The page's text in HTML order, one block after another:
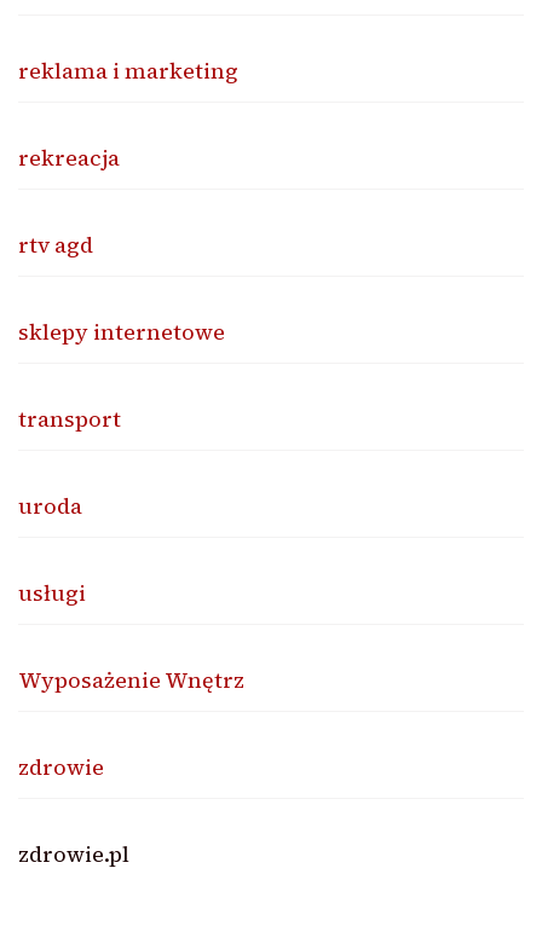
reklama i marketing
rekreacja
rtv agd
sklepy internetowe
transport
uroda
usługi
Wyposażenie Wnętrz
zdrowie
zdrowie.pl